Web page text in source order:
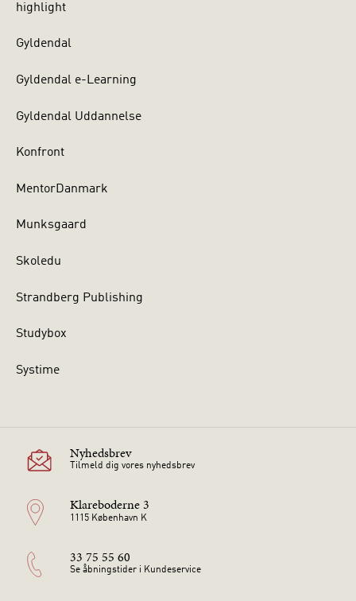
highlight
Gyldendal
Gyldendal e-Learning
Gyldendal Uddannelse
Konfront
MentorDanmark
Munksgaard
Skoledu
Strandberg Publishing
Studybox
Systime
Nyhedsbrev
Tilmeld dig vores nyhedsbrev
Klareboderne 3
1115 København K
33 75 55 60
Se åbningstider i Kundeservice